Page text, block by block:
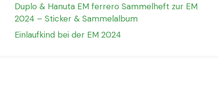
Duplo & Hanuta EM ferrero Sammelheft zur EM
2024 – Sticker & Sammelalbum
Einlaufkind bei der EM 2024